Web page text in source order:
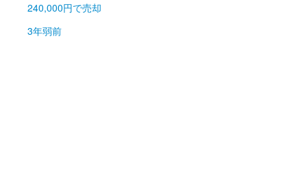
240,000円で売却
3年弱前